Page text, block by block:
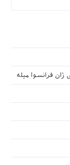
فرانسوا میله